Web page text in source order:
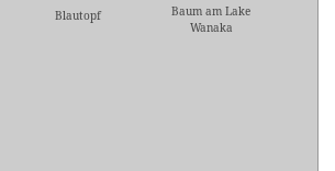
Blautopf
Baum am Lake
Wanaka